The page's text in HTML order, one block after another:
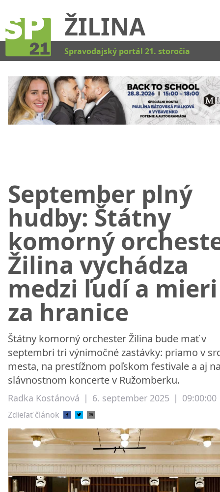
ŽILINA
Spravodajský portál 21. storočia
September plný
hudby: Štátny
komorný
Žilina vychádza
medzi ľudí a mieri
za hranice
Štátny komorný orchester Žilina bude mať v
septembri tri výnimočné zastávky: priamo v
mesta, na prestížnom poľskom festivale a aj
slávnostnom koncerte v Ružomberku.
Radka Kostánová | 6. september 2025 | 09:00:00
Zdieľať článok